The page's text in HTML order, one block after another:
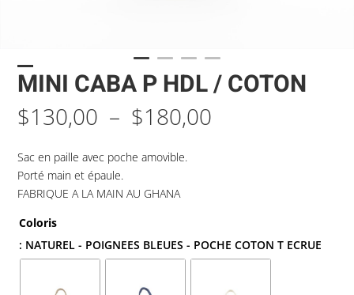
MINI CABA P HDL / COTON
$130,00 – $180,00
Sac en paille avec poche amovible.
Porté main et épaule.
FABRIQUE A LA MAIN AU GHANA
Coloris
: NATUREL - POIGNEES BLEUES - POCHE COTON T ECRUE